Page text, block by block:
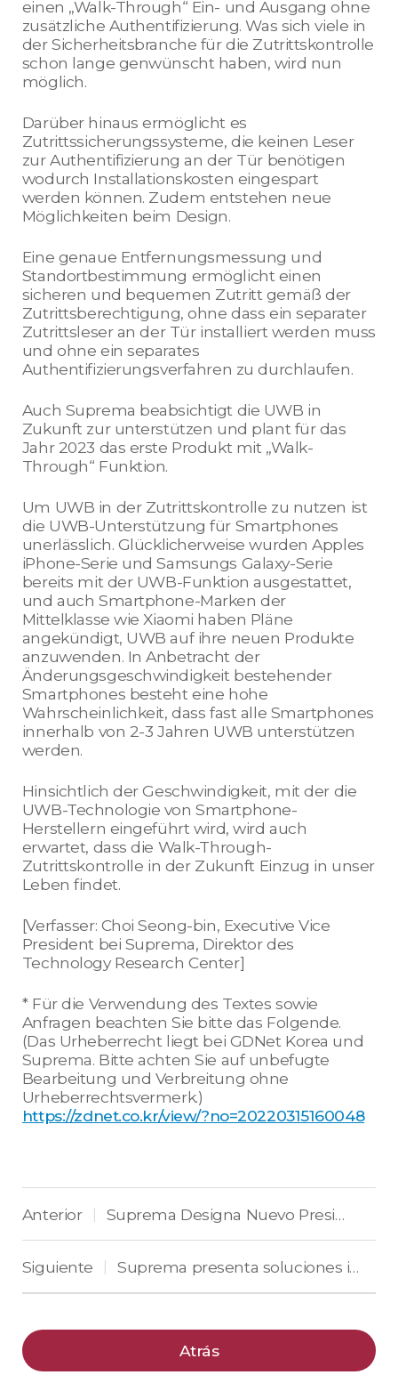
einen „Walk-Through“ Ein- und Ausgang ohne
zusätzliche Authentifizierung. Was sich viele in
der Sicherheitsbranche für die Zutrittskontrolle
schon lange genwünscht haben, wird nun
möglich.
Darüber hinaus ermöglicht es
Zutrittssicherungssysteme, die keinen Leser
zur Authentifizierung an der Tür benötigen
wodurch Installationskosten eingespart
werden können. Zudem entstehen neue
Möglichkeiten beim Design.
Eine genaue Entfernungsmessung und
Standortbestimmung ermöglicht einen
sicheren und bequemen Zutritt gemäß der
Zutrittsberechtigung, ohne dass ein separater
Zutrittsleser an der Tür installiert werden muss
und ohne ein separates
Authentifizierungsverfahren zu durchlaufen.
Auch Suprema beabsichtigt die UWB in
Zukunft zur unterstützen und plant für das
Jahr 2023 das erste Produkt mit „Walk-
Through“ Funktion.
Um UWB in der Zutrittskontrolle zu nutzen ist
die UWB-Unterstützung für Smartphones
unerlässlich. Glücklicherweise wurden Apples
iPhone-Serie und Samsungs Galaxy-Serie
bereits mit der UWB-Funktion ausgestattet,
und auch Smartphone-Marken der
Mittelklasse wie Xiaomi haben Pläne
angekündigt, UWB auf ihre neuen Produkte
anzuwenden. In Anbetracht der
Änderungsgeschwindigkeit bestehender
Smartphones besteht eine hohe
Wahrscheinlichkeit, dass fast alle Smartphones
innerhalb von 2-3 Jahren UWB unterstützen
werden.
Hinsichtlich der Geschwindigkeit, mit der die
UWB-Technologie von Smartphone-
Herstellern eingeführt wird, wird auch
erwartet, dass die Walk-Through-
Zutrittskontrolle in der Zukunft Einzug in unser
Leben findet.
[Verfasser: Choi Seong-bin, Executive Vice
President bei Suprema, Direktor des
Technology Research Center]
* Für die Verwendung des Textes sowie
Anfragen beachten Sie bitte das Folgende.
(Das Urheberrecht liegt bei GDNet Korea und
Suprema. Bitte achten Sie auf unbefugte
Bearbeitung und Verbreitung ohne
Urheberrechtsvermerk.)
https://zdnet.co.kr/view/?no=20220315160048
Anterior Suprema Designa Nuevo Presidente de Suprema América
Siguiente Suprema presenta soluciones industriales para América del Norte en ISC West 2022
Atrás